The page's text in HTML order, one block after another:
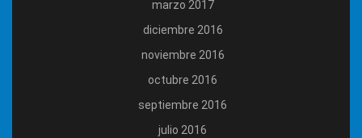
marzo 2017
diciembre 2016
noviembre 2016
octubre 2016
septiembre 2016
julio 2016